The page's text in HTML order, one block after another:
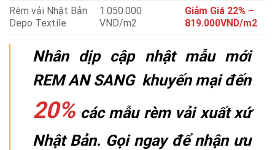
Rèm vải Nhật Bản
Depo Textile
1.050.000
VND/m2
Giảm Giá 22% –
819.000VND/m2
Nhân dịp cập nhật mẫu mới
REM AN SANG khuyến mại đến
20% các mẫu rèm vải xuất xứ
Nhật Bản. Gọi ngay để nhận ưu